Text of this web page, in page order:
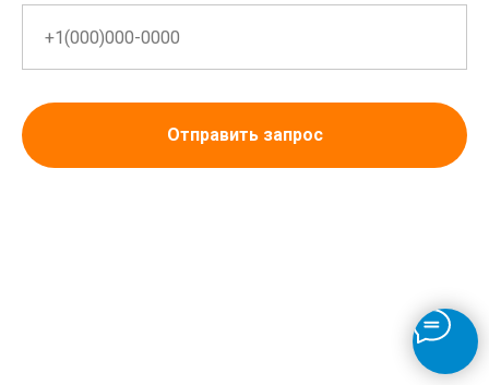
Отправить запрос